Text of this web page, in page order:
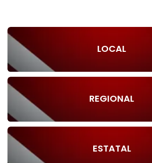
LOCAL
REGIONAL
ESTATAL